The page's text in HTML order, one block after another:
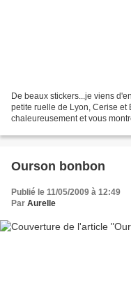
De beaux stickers...je viens
petite ruelle de Lyon, Cerise et
chaleureusement et vous
Ourson bonbon
Publié le 11/05/2009 à 12:49
Par Aurelle